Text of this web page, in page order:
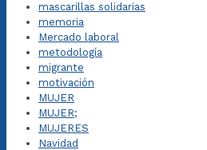
mascarillas solidarias
memoria
Mercado laboral
metodología
migrante
motivación
MUJER
MUJER;
MUJERES
Navidad